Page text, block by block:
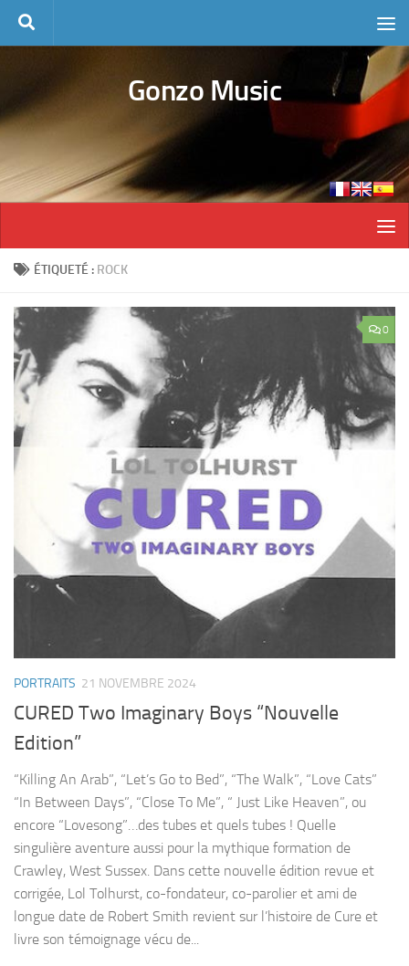
Skip to content
Gonzo Music
ÉTIQUETÉ : ROCK
0
PORTRAITS 21 NOVEMBRE 2024
CURED Two Imaginary Boys “Nouvelle
Edition”
“Killing An Arab”, “Let’s Go to Bed”, “The Walk”, “Love Cats”
“In Between Days”, “Close To Me”, “ Just Like Heaven”, ou
encore “Lovesong”…des tubes et quels tubes ! Quelle
singulière aventure aussi pour la mythique formation de
Crawley, West Sussex. Dans cette nouvelle édition revue et
corrigée, Lol Tolhurst, co-fondateur, co-parolier et ami de
longue date de Robert Smith revient sur l’histoire de Cure et
livre son témoignage vécu de...